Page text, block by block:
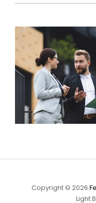
Copyright © 2026
Light